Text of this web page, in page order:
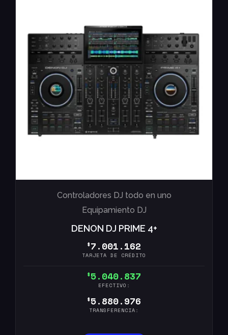
Controladores DJ todo en uno
Equipamiento DJ
DENON DJ PRIME 4+
$7.001.162
TARJETA DE CRÉDITO
$5.040.837
EFECTIVO:
$5.880.976
TRANSFERENCIA: